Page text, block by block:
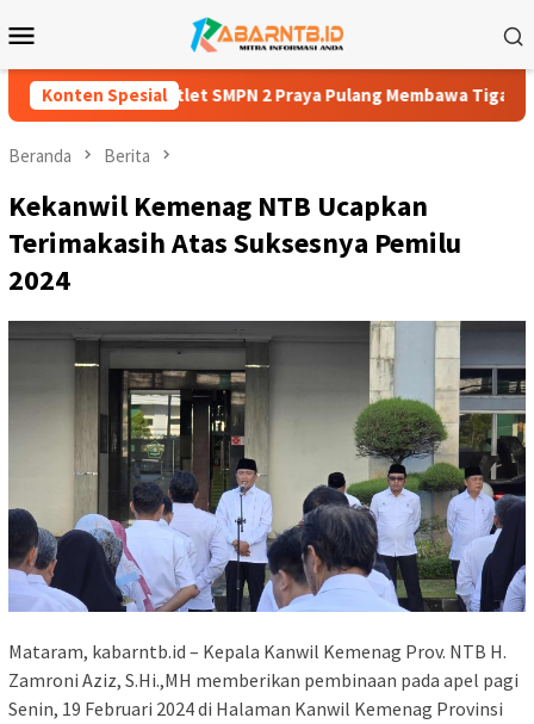
ke
Mobile
Konten Spesial
SMPN 2 Praya Pulang Membawa Tiga Medali Zaki
Beranda Berita
Kekanwil Kemenag NTB Ucapkan
Terimakasih Atas Suksesnya Pemilu
2024
Mataram, kabarntb.id – Kepala Kanwil Kemenag Prov. NTB H.
Zamroni Aziz, S.Hi.,MH memberikan pembinaan pada apel pagi
Senin, 19 Februari 2024 di Halaman Kanwil Kemenag Provinsi